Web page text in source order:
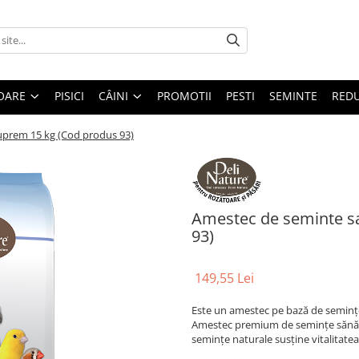
PISICI CÂINI PROMOTII PESTI SEMINTE
15 kg (Cod produs 93)
Amestec de seminte
93)
149,55 Lei
Este un amestec pe bază de
Amestec premium de semințe
semințe naturale susține